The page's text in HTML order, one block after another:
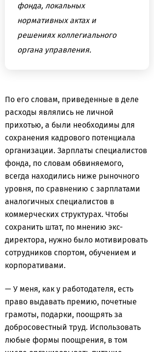
фонда, локальных
нормативных актах и
решениях коллегиального
органа управления.
По его словам, приведенные в деле
расходы являлись не личной
прихотью, а были необходимы для
сохранения кадрового потенциала
организации. Зарплаты специалистов
фонда, по словам обвиняемого,
всегда находились ниже рыночного
уровня, по сравнению с зарплатами
аналогичных специалистов в
коммерческих структурах. Чтобы
сохранить штат, по мнению экс-
директора, нужно было мотивировать
сотрудников спортом, обучением и
корпоративами.
— У меня, как у работодателя, есть
право выдавать премию, почетные
грамоты, подарки, поощрять за
добросовестный труд. Использовать
любые формы поощрения, в том